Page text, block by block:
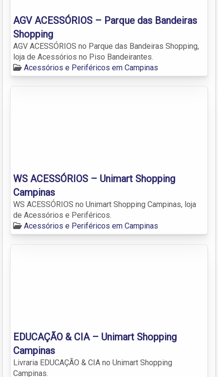
AGV ACESSÓRIOS – Parque das Bandeiras
Shopping
AGV ACESSÓRIOS no Parque das Bandeiras Shopping,
loja de Acessórios no Piso Bandeirantes.
Acessórios e Periféricos em Campinas
WS ACESSÓRIOS – Unimart Shopping
Campinas
WS ACESSÓRIOS no Unimart Shopping Campinas, loja
de Acessórios e Periféricos.
Acessórios e Periféricos em Campinas
EDUCAÇÃO & CIA – Unimart Shopping
Campinas
Livraria EDUCAÇÃO & CIA no Unimart Shopping
Campinas.